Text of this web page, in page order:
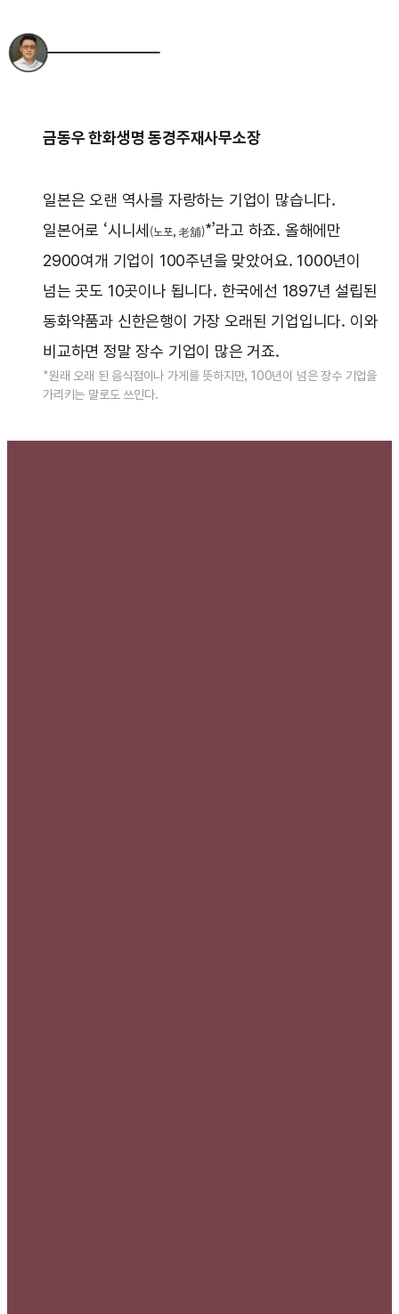
금동우 한화생명 동경주재사무소장
일본은 오랜 역사를 자랑하는 기업이 많습니다.
일본어로 ‘시니세 (노포, 老舖)*’라고 하죠. 올해에만
2900여개 기업이 100주년을 맞았어요. 1000년이
넘는 곳도 10곳이나 됩니다. 한국에선 1897년 설립된
동화약품과 신한은행이 가장 오래된 기업입니다. 이와
비교하면 정말 장수 기업이 많은 거죠.
*원래 오래 된 음식점이나 가게를 뜻하지만, 100년이 넘은 장수 기업을
가리키는 말로도 쓰인다.